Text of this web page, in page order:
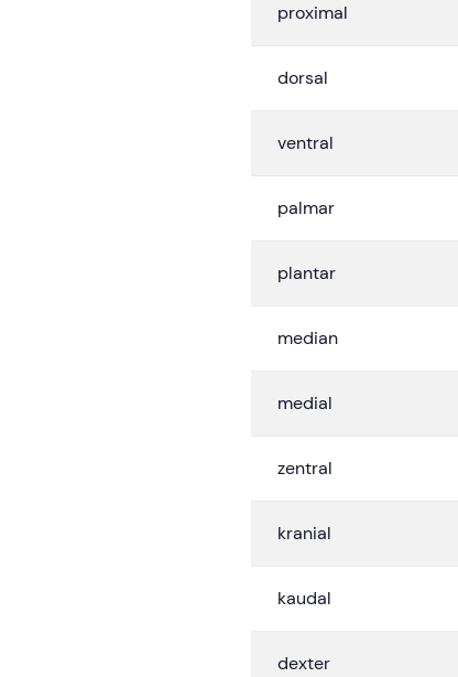
proximal
dorsal
ventral
palmar
plantar
median
medial
zentral
kranial
kaudal
dexter